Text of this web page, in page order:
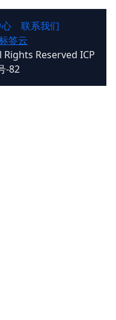
联系我们
签云
Reserved ICP
-82